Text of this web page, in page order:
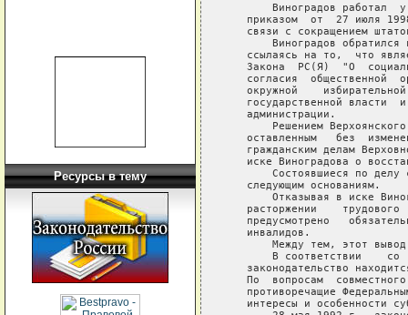
Ресурсы в тему
Виноградов работал
приказом  от  27 июля
связи с сокращением
Виноградов обратился
ссылаясь на то,  что
Закона  РС(Я)  "О
согласия  общественной
окружной
государственной власти
   администрации.
Решением
оставленным   без
гражданским делам
иске Виноградова о
Состоявшиеся по делу
   следующим основаниям.
Отказывая в иске
расторжении    трудового
предусмотрено
   инвалидов.
Между тем, этот
В соответствии    со
законодательство
По  вопросам
противоречащие
интересы и особенности